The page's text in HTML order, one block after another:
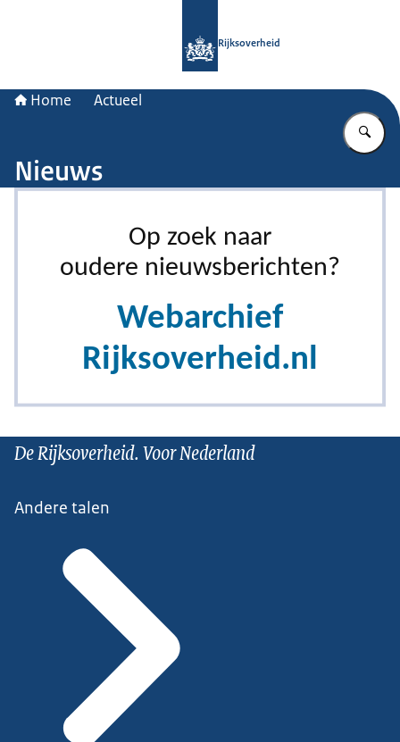
Rijksoverheid
Home Actueel
Nieuws
De Rijksoverheid. Voor Nederland
Andere talen